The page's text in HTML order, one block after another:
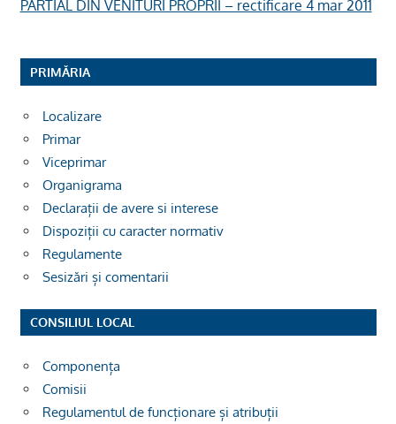
PARTIAL DIN VENITURI PROPRII – rectificare 4 mar 2011
PRIMĂRIA
Localizare
Primar
Viceprimar
Organigrama
Declarații de avere si interese
Dispoziții cu caracter normativ
Regulamente
Sesizări și comentarii
CONSILIUL LOCAL
Componența
Comisii
Regulamentul de funcționare și atribuții